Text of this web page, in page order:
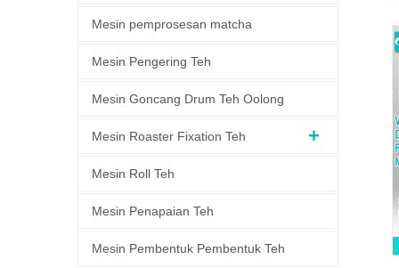
Mesin pemprosesan matcha
Mesin Pengering Teh
Mesin Goncang Drum Teh Oolong
Mesin Roaster Fixation Teh
Mesin Roll Teh
Mesin Penapaian Teh
Mesin Pembentuk Pembentuk Teh